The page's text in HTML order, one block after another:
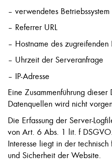
– verwendetes Betriebssystem
– Referrer URL
– Hostname des zugreifenden
– Uhrzeit der Serveranfrage
– IP-Adresse
Eine Zusammenführung
Datenquellen wird nicht
Die Erfassung der Server-
von Art. 6 Abs. 1 lit. f
Interesse liegt in der
und Sicherheit der Website.